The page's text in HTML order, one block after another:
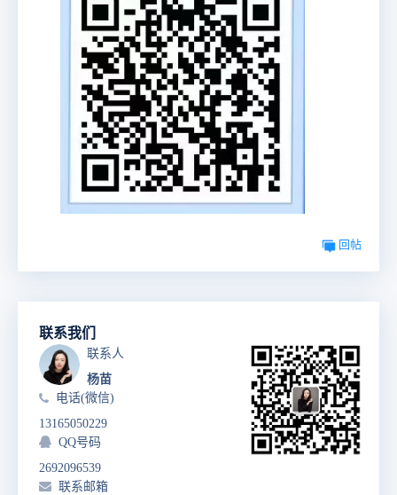
回帖
联系我们
联系人
杨苗
电话(微信)
13165050229
QQ号码
2692096539
联系邮箱